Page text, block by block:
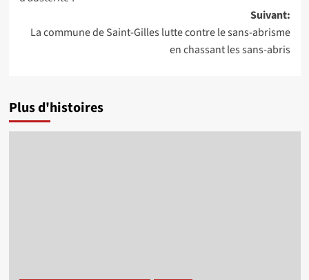
Suivant:
La commune de Saint-Gilles lutte contre le sans-abrisme
en chassant les sans-abris
Plus d'histoires